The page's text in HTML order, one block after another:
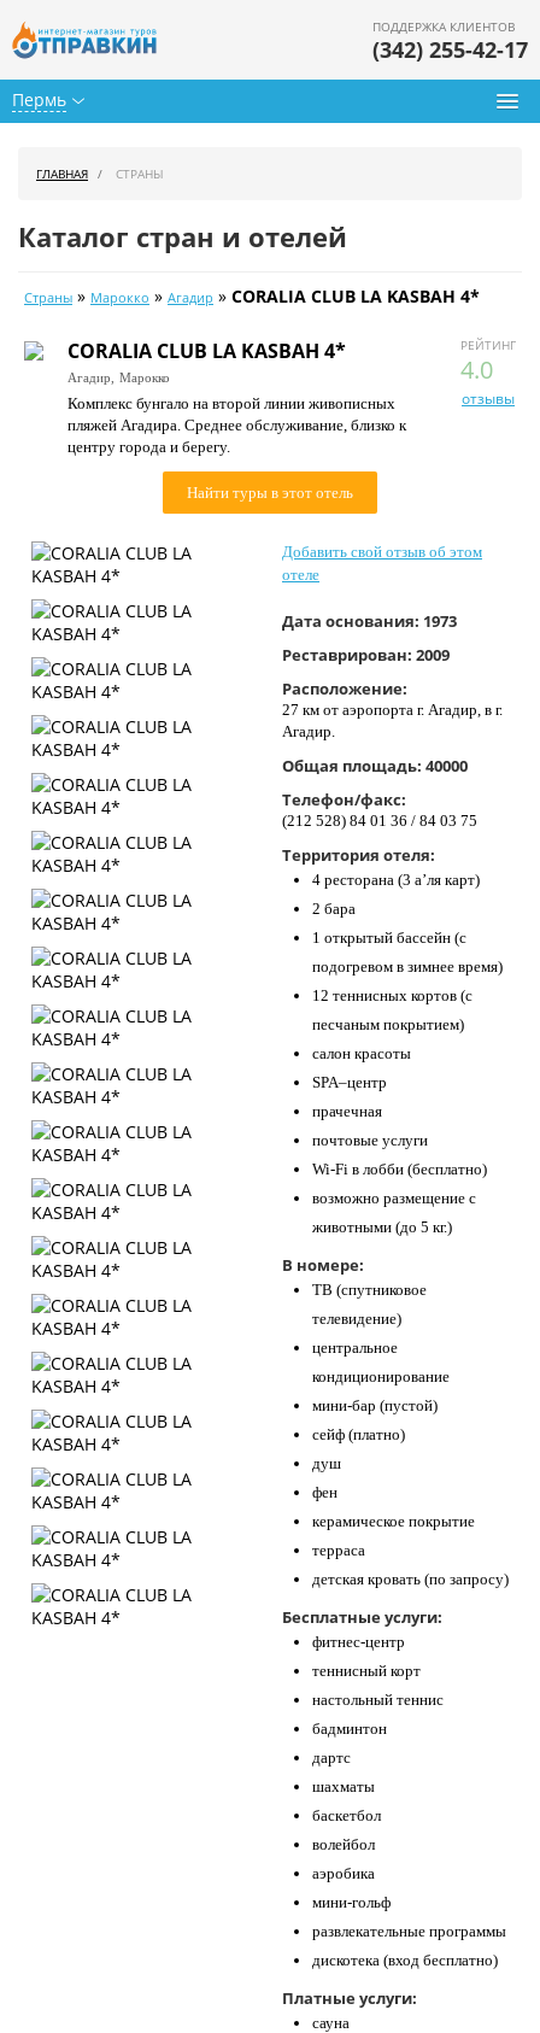
Пермь
ПОДДЕРЖКА КЛИЕНТОВ
(342) 255-42-17
Календарь туров
Цены дня
Страны
Как купить
Контакты
ГЛАВНАЯ СТРАНЫ
Каталог стран и отелей
Страны » Марокко » Агадир » CORALIA CLUB LA KASBAH 4*
РЕЙТИНГ
4.0
отзывы
CORALIA CLUB LA KASBAH 4*
Агадир, Марокко
Комплекс бунгало на второй линии живописных
пляжей Агадира. Среднее обслуживание, близко к
центру города и берегу.
Найти туры в этот отель
Добавить свой отзыв об этом
отеле
Дата основания: 1973
Реставрирован: 2009
Расположение:
27 км от аэропорта г. Агадир, в г.
Агадир.
Общая площадь: 40000
Телефон/факс:
(212 528) 84 01 36 / 84 03 75
Территория отеля:
4 ресторана (3 а’ля карт)
2 бара
1 открытый бассейн (с
подогревом в зимнее время)
12 теннисных кортов (с
песчаным покрытием)
салон красоты
SPA–центр
прачечная
почтовые услуги
Wi-Fi в лобби (бесплатно)
возможно размещение с
животными (до 5 кг.)
В номере:
ТВ (спутниковое
телевидение)
центральное
кондиционирование
мини-бар (пустой)
сейф (платно)
душ
фен
керамическое покрытие
терраса
детская кровать (по запросу)
Бесплатные услуги:
фитнес-центр
теннисный корт
настольный теннис
бадминтон
дартс
шахматы
баскетбол
волейбол
аэробика
мини-гольф
развлекательные программы
дискотека (вход бесплатно)
Платные услуги:
сауна